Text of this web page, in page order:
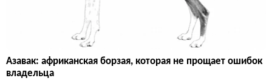
Азавак: африканская борзая, которая не прощает ошибок
владельца